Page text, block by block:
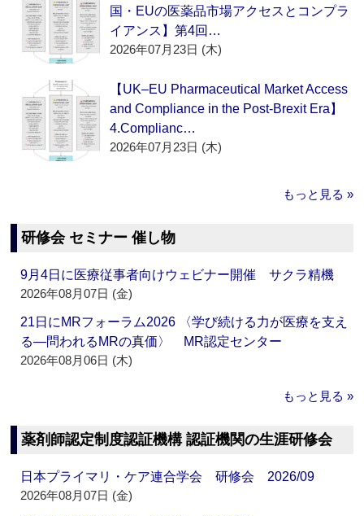
国・EUの医薬品市場アクセスとコンプラ
イアンス】第4回…
2026年07月23日 (木)
【UK–EU Pharmaceutical Market Access
and Compliance in the Post-Brexit Era】
4.Complianc…
2026年07月23日 (木)
もっと見る »
研修会 セミナー 催し物
9月4日に医療従事者向けウェビナー開催 サクラ精機
2026年08月07日 (金)
21日にMRフォーラム2026 〈学び続ける力が医療を支え
る―問われるMRの真価〉 MR認定センター
2026年08月06日 (木)
もっと見る »
薬剤師認定制度認証機構 認証機関の生涯研修会
日本プライマリ・ケア連合学会 研修会 2026/09
2026年08月07日 (金)